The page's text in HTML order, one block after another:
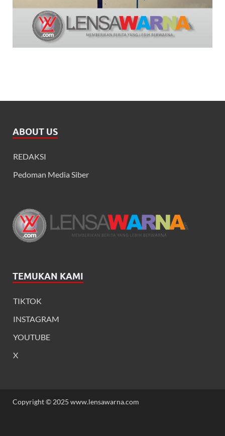
ABOUT US
REDAKSI
Pedoman Media Siber
TEMUKAN KAMI
TIKTOK
INSTAGRAM
YOUTUBE
X
Copyright © 2025 www.lensawarna.com